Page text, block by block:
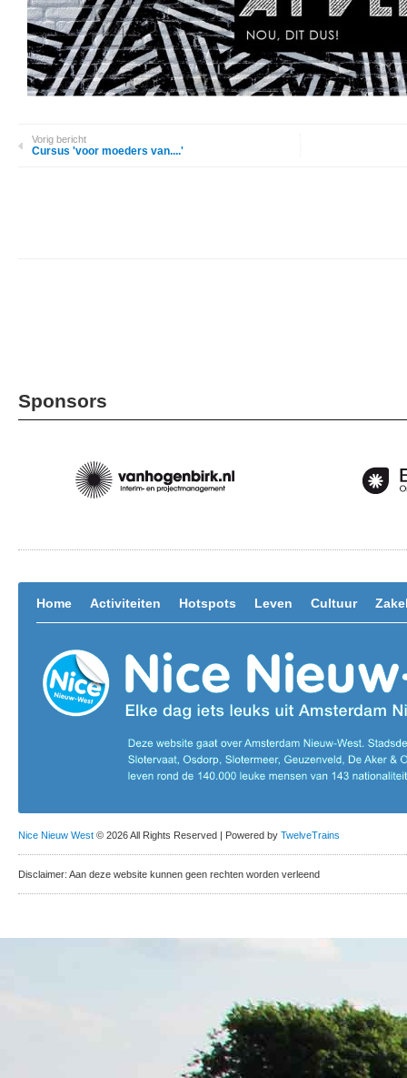
Vorig bericht
Cursus 'voor moeders van....'
Sponsors
Home Activiteiten Hotspots Leven Cultuur
Nice Nieuw West © 2026 All Rights Reserved | Powered by TwelveTrains
Disclaimer: Aan deze website kunnen geen rechten worden verleend